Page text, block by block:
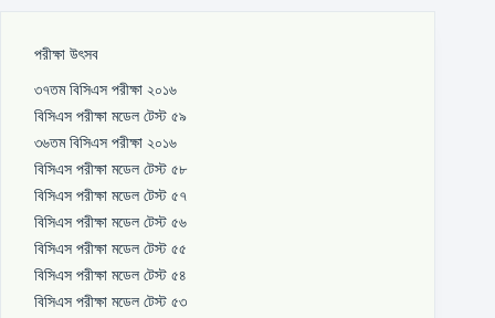
পরীক্ষা উৎসব
৩৭তম বিসিএস পরীক্ষা ২০১৬
বিসিএস পরীক্ষা মডেল টেস্ট ৫৯
৩৬তম বিসিএস পরীক্ষা ২০১৬
বিসিএস পরীক্ষা মডেল টেস্ট ৫৮
বিসিএস পরীক্ষা মডেল টেস্ট ৫৭
বিসিএস পরীক্ষা মডেল টেস্ট ৫৬
বিসিএস পরীক্ষা মডেল টেস্ট ৫৫
বিসিএস পরীক্ষা মডেল টেস্ট ৫৪
বিসিএস পরীক্ষা মডেল টেস্ট ৫৩